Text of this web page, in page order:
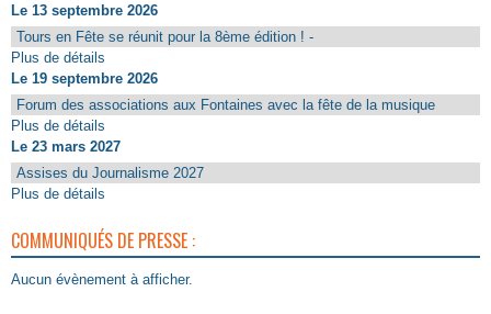
Le 13 septembre 2026
Tours en Fête se réunit pour la 8ème édition ! -
Plus de détails
Le 19 septembre 2026
Forum des associations aux Fontaines avec la fête de la musique
Plus de détails
Le 23 mars 2027
Assises du Journalisme 2027
Plus de détails
COMMUNIQUÉS DE PRESSE :
Aucun évènement à afficher.